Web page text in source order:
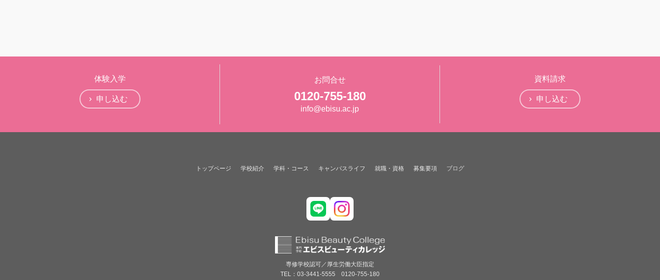
体験入学
申し込む
お問合せ
0120-755-180
info@ebisu.ac.jp
資料請求
申し込む
トップページ 学校紹介 学科・コース キャンパスライフ 就職・資格 募集要項 ブログ
専修学校認可／厚生労働大臣指定
TEL：03-3441-5555 0120-755-180